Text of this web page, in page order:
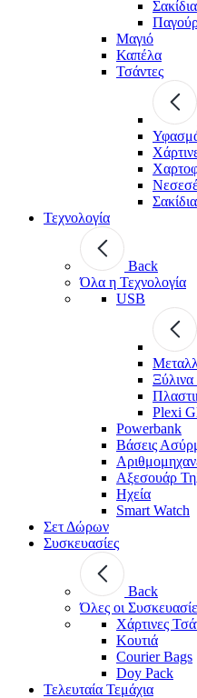
Σακίδια
Μαγιό
Καπέλα
Τσάντες
Σακίδια
Τεχνολογία
Back
Όλα η Τεχνολογία
USB
Plexi
Powerbank
Βάσεις
Αξεσουάρ
Ηχεία
Smart Watch
Σετ Δώρων
Συσκευασίες
Back
Όλες οι
Χάρτινες
Κουτιά
Courier Bags
Doy Pack
Τελευταία Τεμάχια